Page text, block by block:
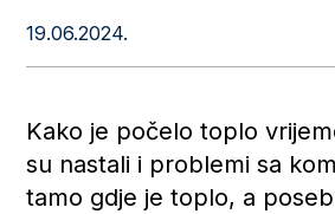
19.06.2024.
​Kako je počelo toplo
su nastali i problemi sa
tamo gdje je toplo, a